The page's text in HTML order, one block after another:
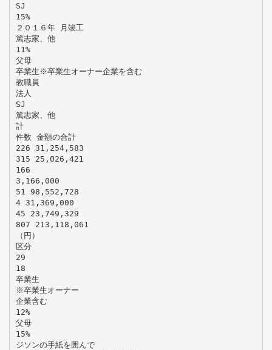
SJ
15%
２０１６年 月竣工
篤志家、他
11%
父母
卒業生※卒業生オーナー企業を含む
教職員
法人
SJ
篤志家、他
計
件数 金額の合計
226 31,254,583
315 25,026,421
166
3,166,000
51 98,552,728
4 31,369,000
45 23,749,329
807 213,118,061
（円）
区分
29
18
卒業生
※卒業生オーナー
企業含む
12%
父母
15%
ジソンの手紙を囲んで